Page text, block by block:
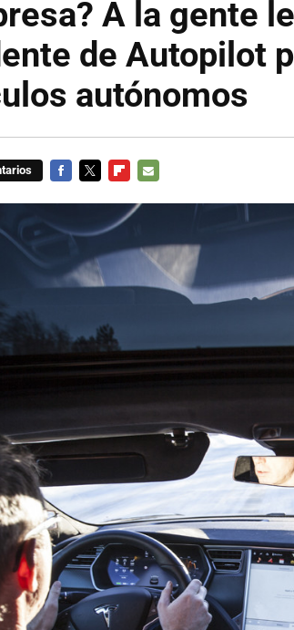
A la gente
de Autopilot
autónomos